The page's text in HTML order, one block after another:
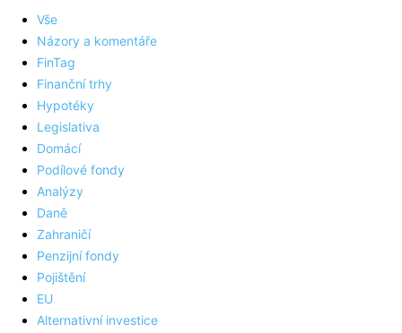
Vše
Názory a komentáře
FinTag
Finanční trhy
Hypotéky
Legislativa
Domácí
Podílové fondy
Analýzy
Daně
Zahraničí
Penzijní fondy
Pojištění
EU
Alternativní investice